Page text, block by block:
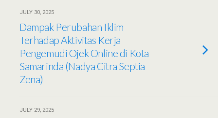
JULY 30, 2025
Dampak Perubahan Iklim
Terhadap Aktivitas Kerja
Pengemudi Ojek Online di Kota
Samarinda (Nadya Citra Septia
Zena)
JULY 29, 2025